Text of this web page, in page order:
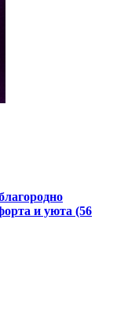
и уюта (56